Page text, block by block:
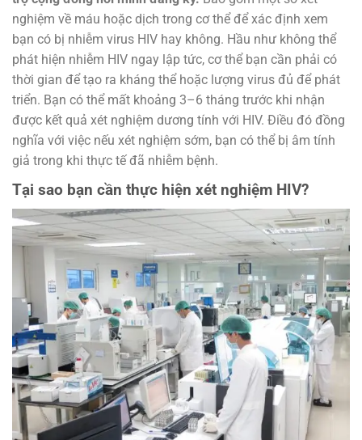
nghiệm về máu hoặc dịch trong cơ thể để xác định xem
bạn có bị nhiễm virus HIV hay không. Hầu như không thể
phát hiện nhiễm HIV ngay lập tức, cơ thể bạn cần phải có
thời gian để tạo ra kháng thể hoặc lượng virus đủ để phát
triển. Bạn có thể mất khoảng 3–6 tháng trước khi nhận
được kết quả xét nghiệm dương tính với HIV. Điều đó đồng
nghĩa với việc nếu xét nghiệm sớm, bạn có thể bị âm tính
giả trong khi thực tế đã nhiễm bệnh.
Tại sao bạn cần thực hiện xét nghiệm HIV?